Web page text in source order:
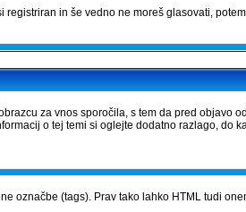
in še vedno ne moreš glasovati,
za vnos sporočila, s tem da pred objavo
o tej temi si oglejte dodatno razlago, do
(tags). Prav tako lahko HTML tudi